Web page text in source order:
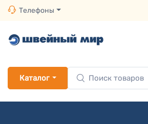
Телефоны
Каталог